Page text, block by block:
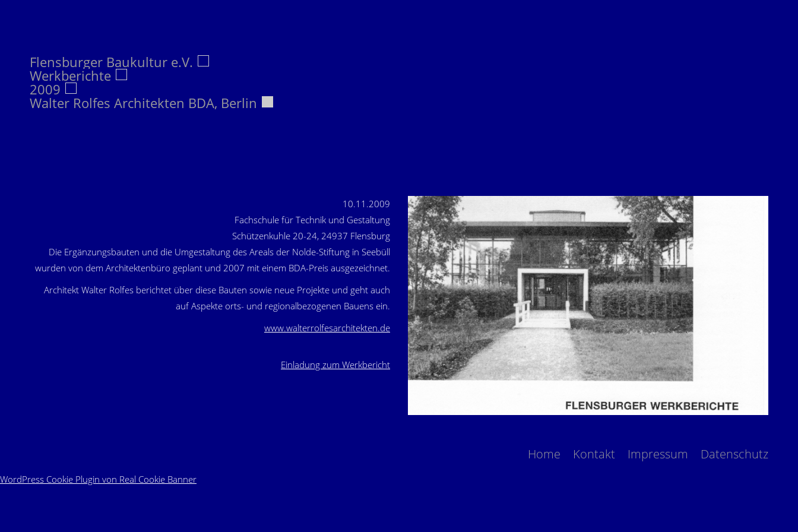
Flensburger Baukultur e.V.
Werkberichte
2009
Walter Rolfes Architekten BDA, Berlin
10.11.2009
Fachschule für Technik und Gestaltung
Schützenkuhle 20-24, 24937 Flensburg
Die Ergänzungsbauten und die Umgestaltung des Areals der Nolde-Stiftung in Seebüll
wurden von dem Architektenbüro geplant und 2007 mit einem BDA-Preis ausgezeichnet.
Architekt Walter Rolfes berichtet über diese Bauten sowie neue Projekte und geht auch
auf Aspekte orts- und regionalbezogenen Bauens ein.
www.walterrolfesarchitekten.de
Einladung zum Werkbericht
Home Kontakt Impressum Datenschutz
WordPress Cookie Plugin von Real Cookie Banner